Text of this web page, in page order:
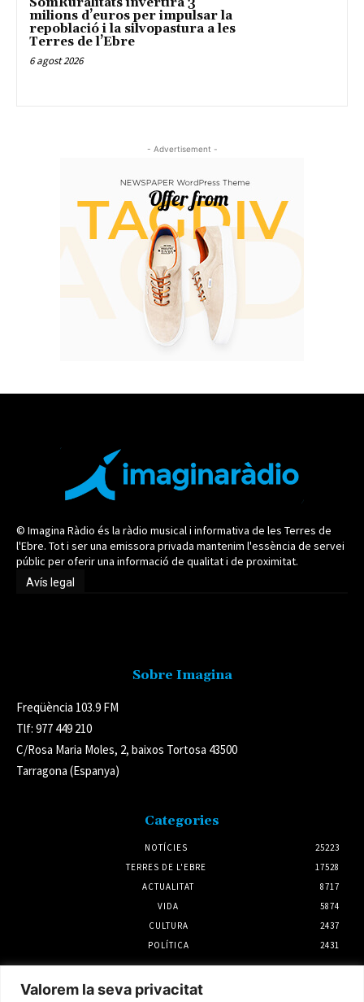
Valorem la seva privacitat
milions d’euros per impulsar la
repoblació i la silvopastura a les
Terres de l’Ebre
6 agost 2026
- Advertisement -
© Imagina Ràdio és la ràdio musical i informativa de les Terres de
l'Ebre. Tot i ser una emissora privada mantenim l'essència de servei
públic per oferir una informació de qualitat i de proximitat.
Avís legal
Sobre Imagina
Freqüència 103.9 FM
Tlf: 977 449 210
C/Rosa Maria Moles, 2, baixos Tortosa 43500
Tarragona (Espanya)
Categories
NOTÍCIES
25223
TERRES DE L'EBRE
17528
ACTUALITAT
8717
VIDA
5874
CULTURA
2437
POLÍTICA
2431